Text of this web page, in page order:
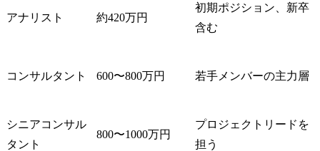
アナリスト 約420万円
初期ポジション、新卒
含む
コンサルタント 600〜800万円 若手メンバーの主力層
シニアコンサル
タント
800〜1000万円
プロジェクトリードを
担う